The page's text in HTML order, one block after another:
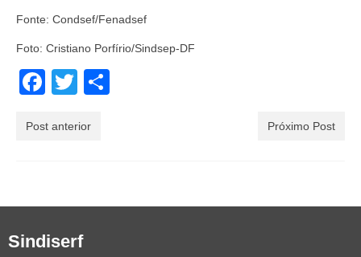
Fonte: Condsef/Fenadsef
Foto: Cristiano Porfírio/Sindsep-DF
Facebook
Twitter
Post anterior Próximo Post
Sindiserf